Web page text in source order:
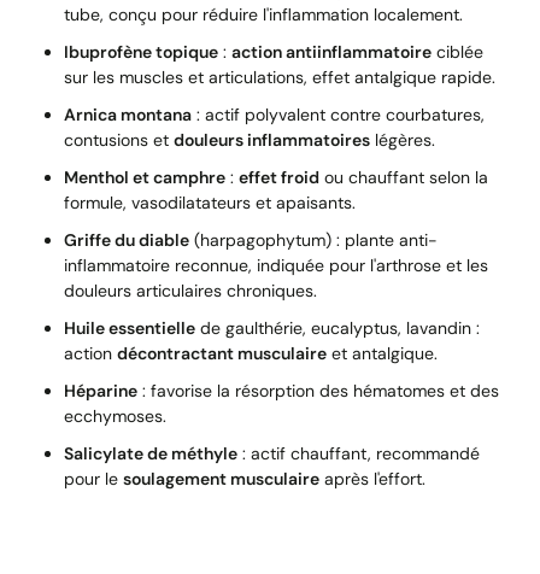
tube, conçu pour réduire l'inflammation localement.
Ibuprofène topique : action antiinflammatoire ciblée
sur les muscles et articulations, effet antalgique rapide.
Arnica montana : actif polyvalent contre courbatures,
contusions et douleurs inflammatoires légères.
Menthol et camphre : effet froid ou chauffant selon la
formule, vasodilatateurs et apaisants.
Griffe du diable (harpagophytum) : plante anti-
inflammatoire reconnue, indiquée pour l'arthrose et les
douleurs articulaires chroniques.
Huile essentielle de gaulthérie, eucalyptus, lavandin :
action décontractant musculaire et antalgique.
Héparine : favorise la résorption des hématomes et des
ecchymoses.
Salicylate de méthyle : actif chauffant, recommandé
pour le soulagement musculaire après l'effort.